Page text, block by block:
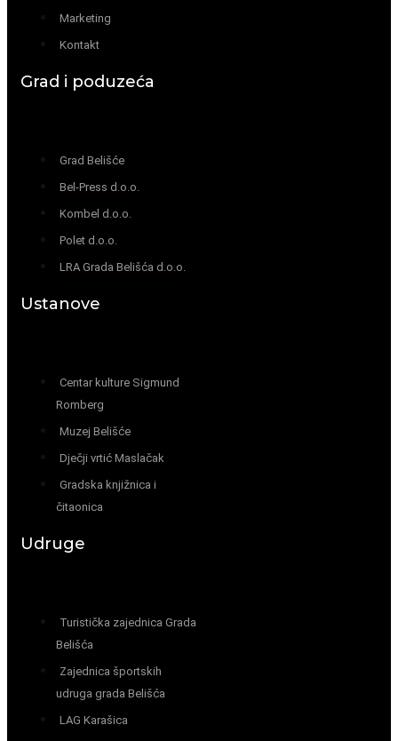
Marketing
Kontakt
Grad i poduzeća
Grad Belišće
Bel-Press d.o.o.
Kombel d.o.o.
Polet d.o.o.
LRA Grada Belišća d.o.o.
Ustanove
Centar kulture Sigmund
Romberg
Muzej Belišće
Dječji vrtić Maslačak
Gradska knjižnica i
čitaonica
Udruge
Turistička zajednica Grada
Belišća
Zajednica športskih
udruga grada Belišća
LAG Karašica